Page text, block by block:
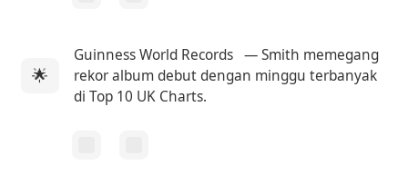
🌟
Guinness World Records — Smith memegang
rekor album debut dengan minggu terbanyak
di Top 10 UK Charts.